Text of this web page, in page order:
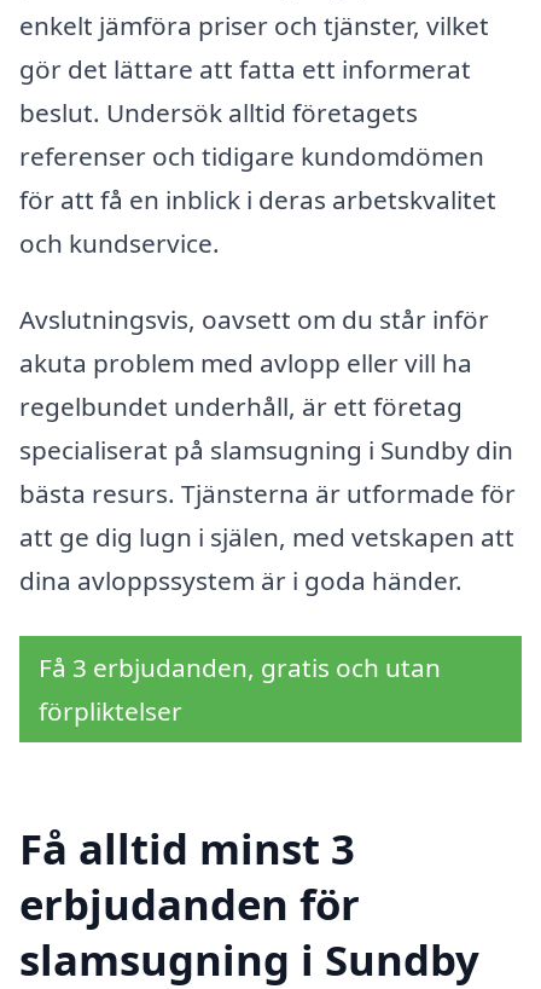
enkelt jämföra priser och tjänster, vilket
gör det lättare att fatta ett informerat
beslut. Undersök alltid företagets
referenser och tidigare kundomdömen
för att få en inblick i deras arbetskvalitet
och kundservice.
Avslutningsvis, oavsett om du står inför
akuta problem med avlopp eller vill ha
regelbundet underhåll, är ett företag
specialiserat på slamsugning i Sundby din
bästa resurs. Tjänsterna är utformade för
att ge dig lugn i själen, med vetskapen att
dina avloppssystem är i goda händer.
Få 3 erbjudanden, gratis och utan
förpliktelser
Få alltid minst 3
erbjudanden för
slamsugning i Sundby